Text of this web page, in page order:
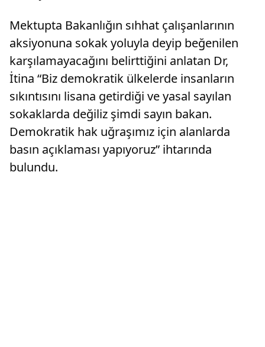
Mektupta Bakanlığın sıhhat çalışanlarının
aksiyonuna sokak yoluyla deyip beğenilen
karşılamayacağını belirttiğini anlatan Dr,
İtina “Biz demokratik ülkelerde insanların
sıkıntısını lisana getirdiği ve yasal sayılan
sokaklarda değiliz şimdi sayın bakan.
Demokratik hak uğraşımız için alanlarda
basın açıklaması yapıyoruz” ihtarında
bulundu.